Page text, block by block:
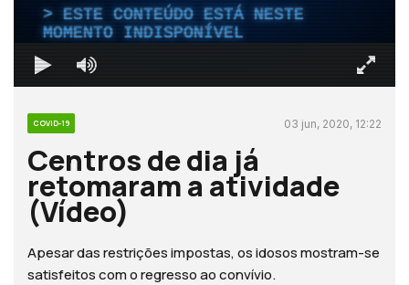
ESTE CONTEÚDO ESTÁ NESTE
MOMENTO INDISPONÍVEL
COVID-19 03 jun, 2020, 12:22
Centros de dia já
retomaram a atividade
(Vídeo)
Apesar das restrições impostas, os idosos mostram-se
satisfeitos com o regresso ao convívio.